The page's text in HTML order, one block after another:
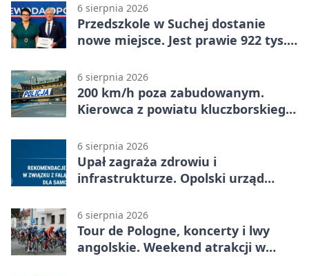
6 sierpnia 2026
Przedszkole w Suchej dostanie
nowe miejsce. Jest prawie 922 tys.
6 sierpnia 2026
200 km/h poza zabudowanym.
Kierowca z powiatu kluczborskiego
6 sierpnia 2026
Upał zagraża zdrowiu i
infrastrukturze. Opolski urząd
6 sierpnia 2026
Tour de Pologne, koncerty i lwy
angolskie. Weekend atrakcji w